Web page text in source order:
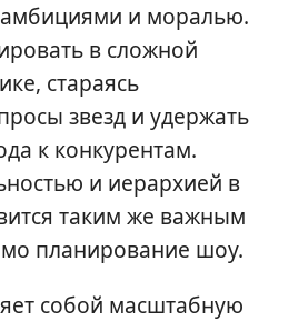
амбициями и моралью.
в сложной
стараясь
звезд и удержать
к конкурентам.
и иерархией в
таким же важным
планирование шоу.
собой масштабную